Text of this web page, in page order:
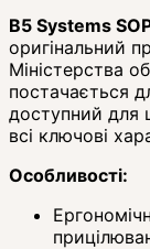
B5 Systems
оригінальний
Міністерства
постачається
доступний для
всі ключові
Особливості: